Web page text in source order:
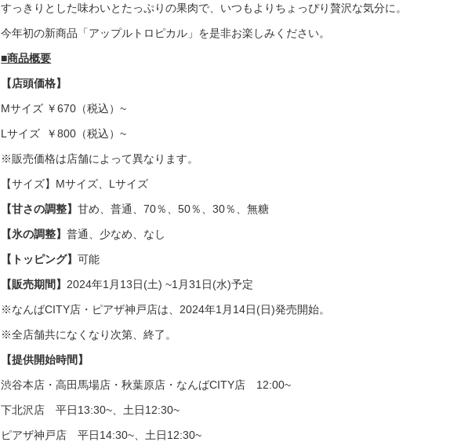
すっきりとした味わいとたっぷりの果肉で、いつもよりちょっぴり贅沢な気分に。
今年初の新商品「アップルトロピカル」を是非お楽しみください。
■商品概要
【店頭価格】
Mサイズ ￥670（税込）~
Lサイズ ￥800（税込）~
※販売価格は店舗によって異なります。
【サイズ】Mサイズ、Lサイズ
【甘さの調整】甘め、普通、70％、50％、30％、無糖
【氷の調整】普通、少なめ、なし
【トッピング】可能
【販売期間】 2024年1月13日(土) ~1月31日(水)予定
※なんばCITY店・ピアザ神戸店は、2024年1月14日(日)発売開始。
※全店舗共になくなり次第、終了。
【提供開始時間】
渋谷本店・高田馬場店・秋葉原店・なんばCITY店 12:00~
下北沢店 平日13:30~、土日12:30~
ピアザ神戸店 平日14:30~、土日12:30~